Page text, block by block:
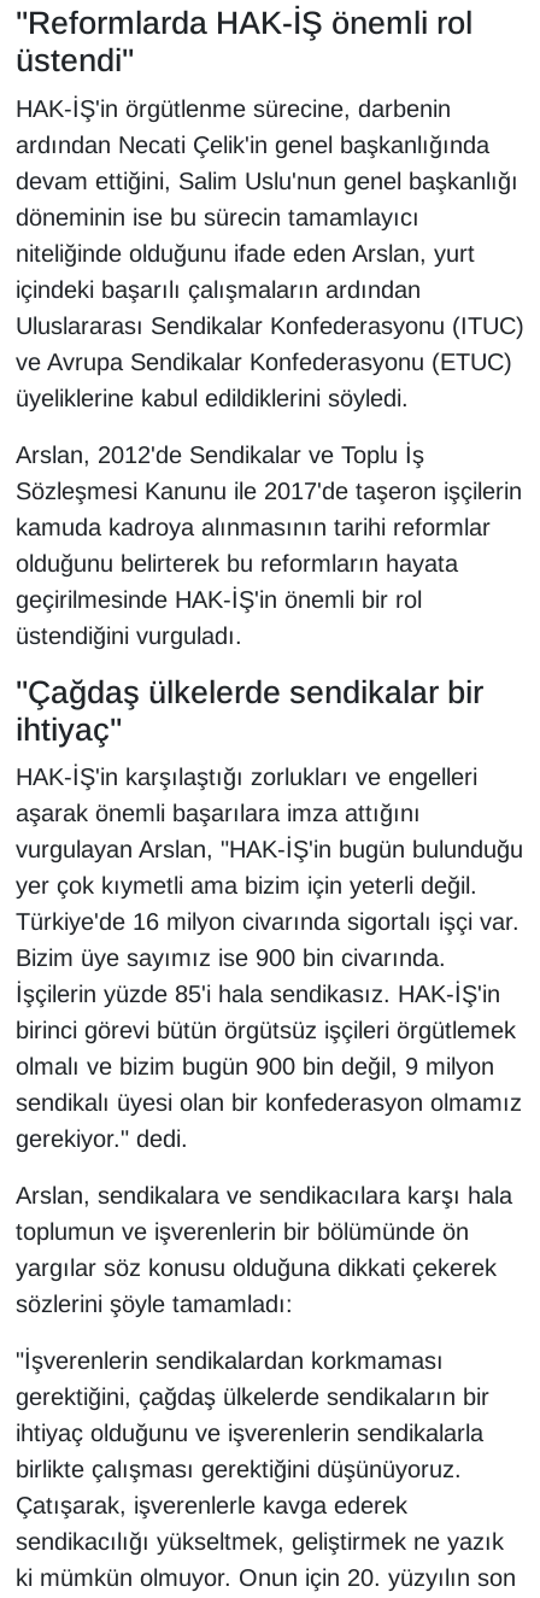
"Reformlarda HAK-İŞ önemli rol
üstendi"
HAK-İŞ'in örgütlenme sürecine, darbenin
ardından Necati Çelik'in genel başkanlığında
devam ettiğini, Salim Uslu'nun genel başkanlığı
döneminin ise bu sürecin tamamlayıcı
niteliğinde olduğunu ifade eden Arslan, yurt
içindeki başarılı çalışmaların ardından
Uluslararası Sendikalar Konfederasyonu (ITUC)
ve Avrupa Sendikalar Konfederasyonu (ETUC)
üyeliklerine kabul edildiklerini söyledi.
Arslan, 2012'de Sendikalar ve Toplu İş
Sözleşmesi Kanunu ile 2017'de taşeron işçilerin
kamuda kadroya alınmasının tarihi reformlar
olduğunu belirterek bu reformların hayata
geçirilmesinde HAK-İŞ'in önemli bir rol
üstendiğini vurguladı.
"Çağdaş ülkelerde sendikalar bir
ihtiyaç"
HAK-İŞ'in karşılaştığı zorlukları ve engelleri
aşarak önemli başarılara imza attığını
vurgulayan Arslan, "HAK-İŞ'in bugün bulunduğu
yer çok kıymetli ama bizim için yeterli değil.
Türkiye'de 16 milyon civarında sigortalı işçi var.
Bizim üye sayımız ise 900 bin civarında.
İşçilerin yüzde 85'i hala sendikasız. HAK-İŞ'in
birinci görevi bütün örgütsüz işçileri örgütlemek
olmalı ve bizim bugün 900 bin değil, 9 milyon
sendikalı üyesi olan bir konfederasyon olmamız
gerekiyor." dedi.
Arslan, sendikalara ve sendikacılara karşı hala
toplumun ve işverenlerin bir bölümünde ön
yargılar söz konusu olduğuna dikkati çekerek
sözlerini şöyle tamamladı:
"İşverenlerin sendikalardan korkmaması
gerektiğini, çağdaş ülkelerde sendikaların bir
ihtiyaç olduğunu ve işverenlerin sendikalarla
birlikte çalışması gerektiğini düşünüyoruz.
Çatışarak, işverenlerle kavga ederek
sendikacılığı yükseltmek, geliştirmek ne yazık
ki mümkün olmuyor. Onun için 20. yüzyılın son